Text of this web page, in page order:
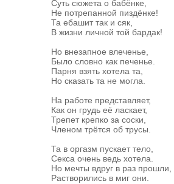
Суть сюжета о бабёнке,
Не потрепанной пиздёнке!
Та ебашит так и сяк,
В жизни личной той бардак!
Но внезапное влеченье,
Было словно как печенье.
Парня взять хотела та,
Но сказать та не могла.
На работе представляет,
Как он грудь её ласкает,
Трепет крепко за соски,
Членом трётся об трусы.
Та в оргазм пускает тело,
Секса очень ведь хотела.
Но мечты вдруг в раз прошли,
Растворились в миг они.